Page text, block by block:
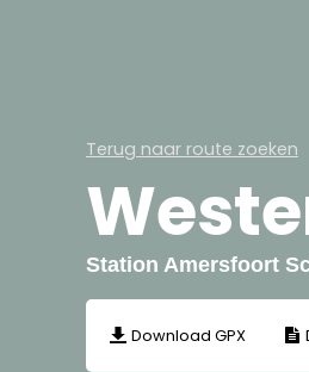
Terug naar route zoeken
Station Amersfoort
Download GPX